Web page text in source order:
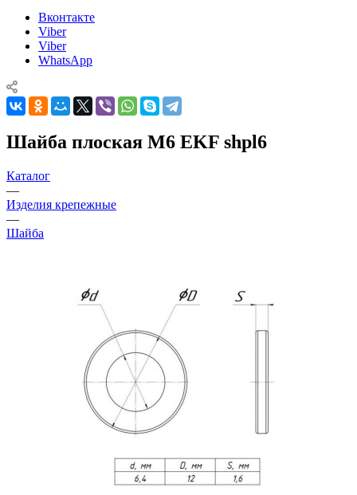
Вконтакте
Viber
Viber
WhatsApp
Шайба плоская M6 EKF shpl6
Каталог
—
Изделия крепежные
—
Шайба